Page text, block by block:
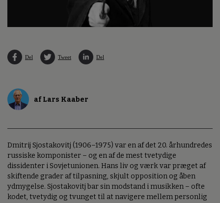
Del Tweet Del
af Lars Kaaber
Dmitrij Sjostakovitj (1906–1975) var en af det 20. århundredes
russiske komponister – og en af de mest tvetydige
dissidenter i Sovjetunionen. Hans liv og værk var præget af
skiftende grader af tilpasning, skjult opposition og åben
ydmygelse. Sjostakovitj bar sin modstand i musikken – ofte
kodet, tvetydig og tvunget til at navigere mellem personlig